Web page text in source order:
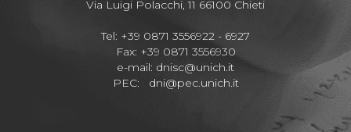
Via Luigi Polacchi, 11 66100 Chieti
Tel: +39 0871 3556922 - 6927
Fax: +39 0871 3556930
e-mail: dnisc@unich.it
PEC: dni@pec.unich.it